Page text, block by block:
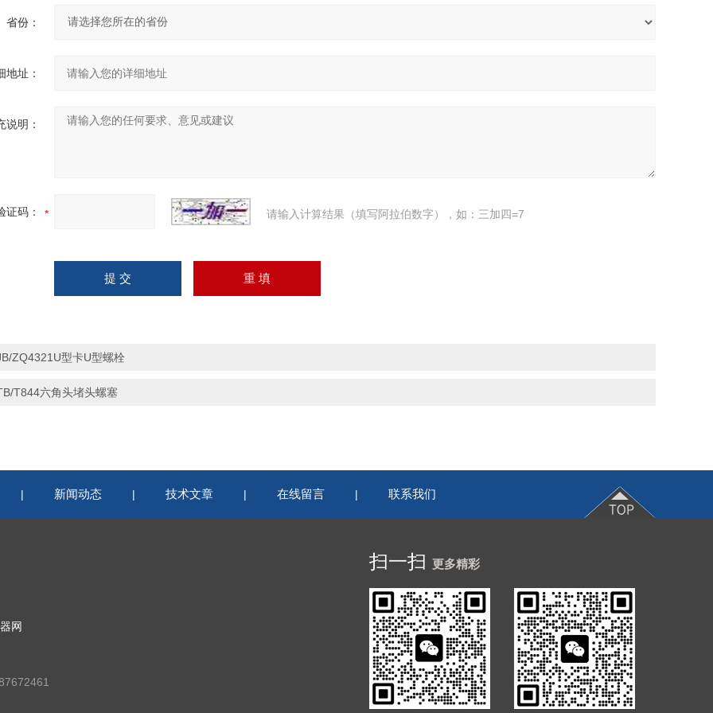
省份：
地址：
说明：
证码： 请输入计算结果（填写阿拉伯数字），如：三加四=7
ZQ4321U型卡U型螺栓
T844六角头堵头螺塞
| 新闻动态 | 技术文章 | 在线留言 | 联系我们
网
扫一扫 更多精彩